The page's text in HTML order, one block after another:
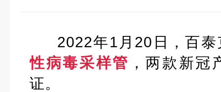
2022年1月20日，百泰
性病毒采样管 ，两款新冠
证。